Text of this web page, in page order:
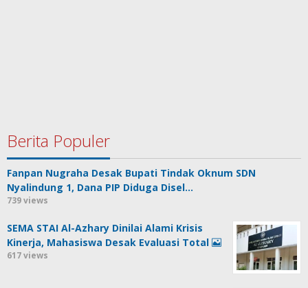
Berita Populer
Fanpan Nugraha Desak Bupati Tindak Oknum SDN
Nyalindung 1, Dana PIP Diduga Disel…
739 views
SEMA STAI Al-Azhary Dinilai Alami Krisis
Kinerja, Mahasiswa Desak Evaluasi Total
617 views